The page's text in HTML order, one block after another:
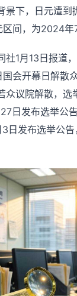
景下，日元遭到
间，为2024年
社1月13日报道
会开幕日解散
众议院解散，选
日发布选举公
日发布选举公